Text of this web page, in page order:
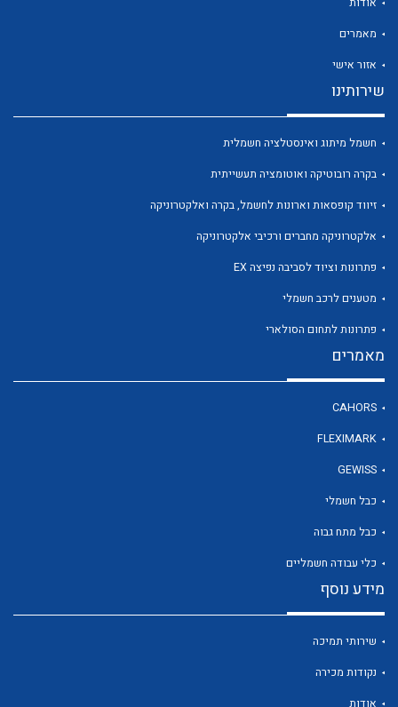
לכל מוצרי היצרן
מאמרים
אזור אישי
שירותינו
חשמל מיתוג ואינסטלציה חשמלית
בקרה רובוטיקה ואוטומציה תעשייתית
זיווד קופסאות וארונות לחשמל, בקרה ואלקטרוניקה
אלקטרוניקה מחברים ורכיבי אלקטרוניקה
פתרונות וציוד לסביבה נפיצה EX
מטענים לרכב חשמלי
פתרונות לתחום הסולארי
מאמרים
CAHORS
FLEXIMARK
GEWISS
כבל חשמלי
כבל מתח גבוה
כלי עבודה חשמליים
מידע נוסף
שירותי תמיכה
נקודות מכירה
אודות